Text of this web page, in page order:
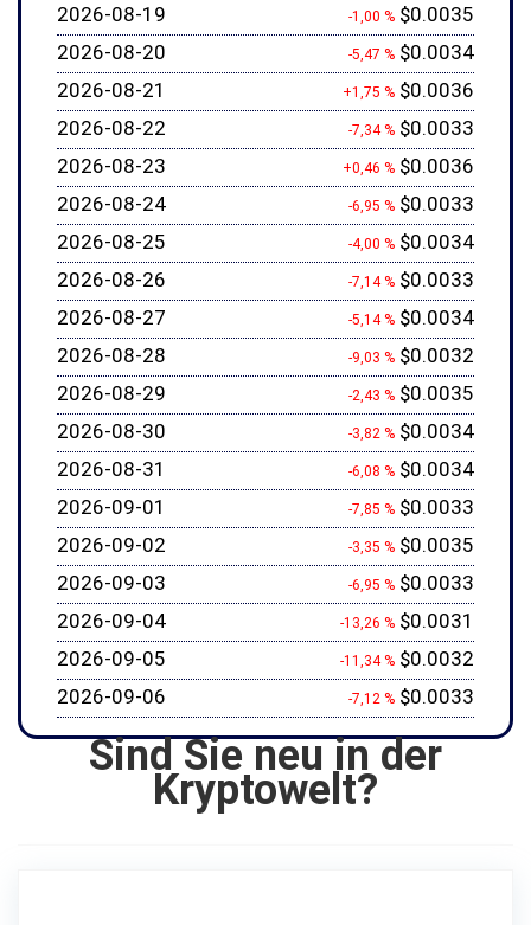
2026-08-19
-1,00 % $0.0035
2026-08-20
-5,47 % $0.0034
2026-08-21
+1,75 % $0.0036
2026-08-22
-7,34 % $0.0033
2026-08-23
+0,46 % $0.0036
2026-08-24
-6,95 % $0.0033
2026-08-25
-4,00 % $0.0034
2026-08-26
-7,14 % $0.0033
2026-08-27
-5,14 % $0.0034
2026-08-28
-9,03 % $0.0032
2026-08-29
-2,43 % $0.0035
2026-08-30
-3,82 % $0.0034
2026-08-31
-6,08 % $0.0034
2026-09-01
-7,85 % $0.0033
2026-09-02
-3,35 % $0.0035
2026-09-03
-6,95 % $0.0033
2026-09-04
-13,26 % $0.0031
2026-09-05
-11,34 % $0.0032
2026-09-06
-7,12 % $0.0033
Sind Sie neu in der
Kryptowelt?